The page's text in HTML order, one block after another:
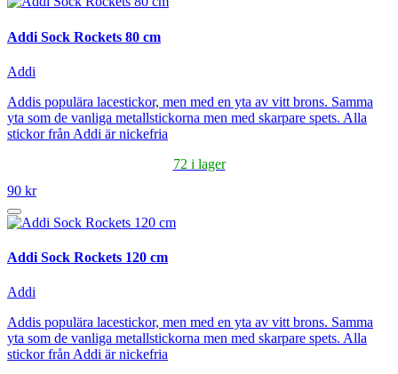
Addi Sock Rockets 80 cm
Addi
Addis populära lacestickor, men med en yta av vitt brons. Samma
yta som de vanliga metallstickorna men med skarpare spets. Alla
stickor från Addi är nickefria
72 i lager
90 kr
Addi Sock Rockets 120 cm
Addi
Addis populära lacestickor, men med en yta av vitt brons. Samma
yta som de vanliga metallstickorna men med skarpare spets. Alla
stickor från Addi är nickefria